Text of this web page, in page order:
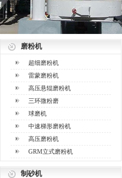
磨粉机
超细磨粉机
雷蒙磨粉机
高压悬辊磨粉机
三环微粉磨
球磨机
中速梯形磨粉机
高压磨粉机
GRM立式磨粉机
制砂机